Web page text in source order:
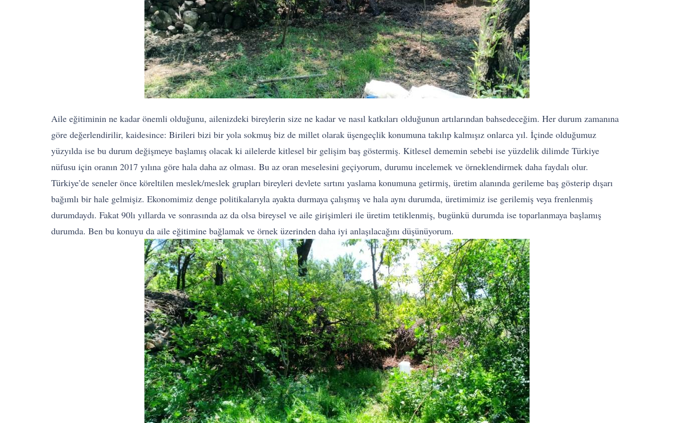
Aile eğitiminin ne kadar önemli olduğunu, ailenizdeki bireylerin size ne kadar ve nasıl katkıları olduğunun artılarından bahsedeceğim. Her durum zamanına
göre değerlendirilir, kaidesince: Birileri bizi bir yola sokmuş biz de millet olarak üşengeçlik konumuna takılıp kalmışız onlarca yıl. İçinde olduğumuz
yüzyılda ise bu durum değişmeye başlamış olacak ki ailelerde kitlesel bir gelişim baş göstermiş. Kitlesel dememin sebebi ise yüzdelik dilimde Türkiye
nüfusu için oranın 2017 yılına göre hala daha az olması. Bu az oran meselesini geçiyorum, durumu incelemek ve örneklendirmek daha faydalı olur.
Türkiye’de seneler önce köreltilen meslek/meslek grupları bireyleri devlete sırtını yaslama konumuna getirmiş, üretim alanında gerileme baş gösterip dışarı
bağımlı bir hale gelmişiz. Ekonomimiz denge politikalarıyla ayakta durmaya çalışmış ve hala aynı durumda, üretimimiz ise gerilemiş veya frenlenmiş
durumdaydı. Fakat 90lı yıllarda ve sonrasında az da olsa bireysel ve aile girişimleri ile üretim tetiklenmiş, bugünkü durumda ise toparlanmaya başlamış
durumda. Ben bu konuyu da aile eğitimine bağlamak ve örnek üzerinden daha iyi anlaşılacağını düşünüyorum.